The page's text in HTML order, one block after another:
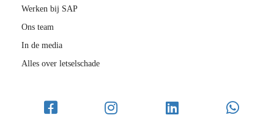
Werken bij SAP
Ons team
In de media
Alles over letselschade